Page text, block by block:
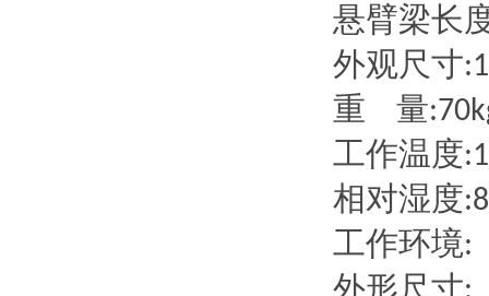
悬臂梁长
外观尺寸
重 量
工作温度
相对湿度
工作环境
外形尺寸